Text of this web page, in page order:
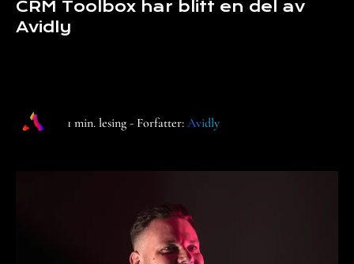
CRM Toolbox har blitt en del av
Avidly
1 min. lesing - Forfatter: Avidly